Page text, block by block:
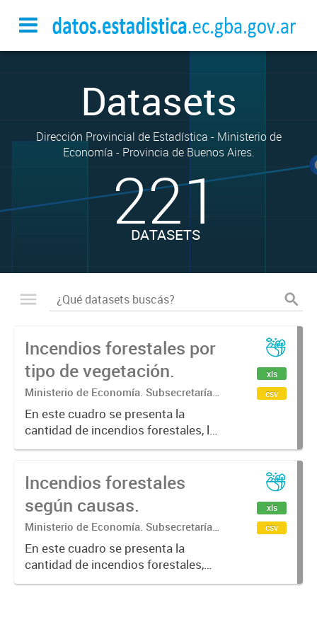
Datasets
Dirección Provincial de Estadística - Ministerio de
Economía - Provincia de Buenos Aires.
221
DATASETS
Incendios forestales por
tipo de vegetación.
Ministerio de Economía. Subsecretaría
de Coordinación Económica y
Estadística. Dirección Provincial de
Estadística.
En este cuadro se presenta la
cantidad de incendios forestales, la
superficie afectada por tipo de
cultivado, arbustal,pastizal y sin
determinar) .
xls
csv
Incendios forestales
según causas.
Ministerio de Economía. Subsecretaría
de Coordinación Económica y
Estadística. Dirección Provincial de
Estadística.
En este cuadro se presenta la
cantidad de incendios forestales,
por causa (negligencia, intencional,
xls
csv